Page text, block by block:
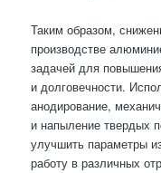
Таким образом,
производстве
задачей для
и долговечности.
анодирование,
и напыление твердых
улучшить параметры
работу в различных